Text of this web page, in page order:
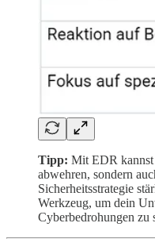
Tipp: Mit EDR
abwehren, sondern
Sicherheitsstrategie
Werkzeug, um dein
Cyberbedrohungen zu